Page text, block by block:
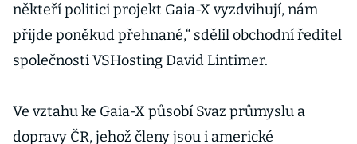
někteří politici projekt Gaia-X vyzdvihují, nám
přijde poněkud přehnané,“ sdělil obchodní ředitel
společnosti VSHosting David Lintimer.
Ve vztahu ke Gaia-X působí Svaz průmyslu a
dopravy ČR, jehož členy jsou i americké